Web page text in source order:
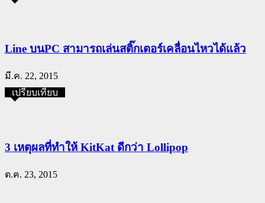
Line บนPC สามารถเล่นสติ๊กเตอร์เคลื่อนไหวได้แล้ว
มี.ค. 22, 2015
เปรียบเทียบ
3 เหตุผลที่ทำให้ KitKat ดีกว่า Lollipop
ต.ค. 23, 2015